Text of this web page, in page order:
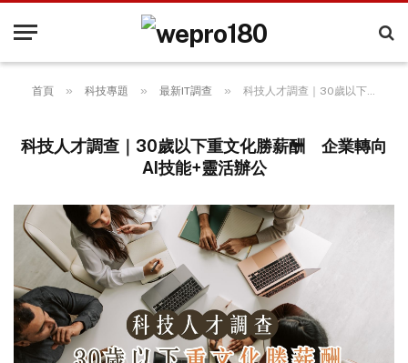
首頁 » 科技專題 » 最新IT調查 » 科技人才調查｜30歲以下重文化勝薪酬 企業轉向AI技能+靈活辦公
科技人才調查｜30歲以下重文化勝薪酬 企業轉向
AI技能+靈活辦公